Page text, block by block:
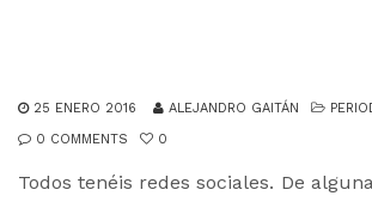
25 ENERO 2016 ALEJANDRO GAITÁN
0 COMMENTS
0
Todos tenéis redes sociales. De